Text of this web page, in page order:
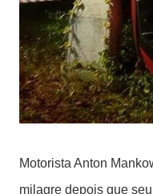
Motorista Anton
milagre depois que